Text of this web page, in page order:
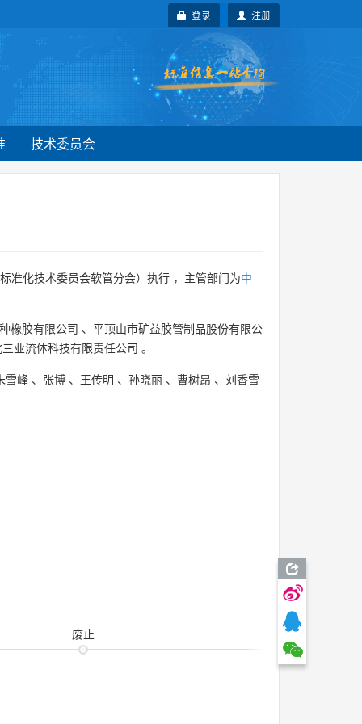
注册
登录
技术委员会
准化技术委员会软管分会）执行 ，主管部门为中
橡胶有限公司 、 平顶山市矿益胶管制品股份有限公
业流体科技有限责任公司 。
雪峰 、 张博 、 王传明 、 孙晓丽 、 曹树昂 、 刘香雪
废止